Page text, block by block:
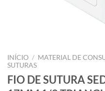
INÍCIO / MATERIAL DE
SUTURAS
FIO DE SUTURA